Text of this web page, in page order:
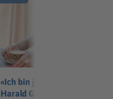
«Ich bin jetzt mal raus» -
Harald Glööckler sucht